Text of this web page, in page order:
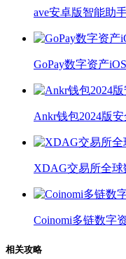
ave安卓版智能助
GoPay数字资产
Ankr钱包2024版
XDAG交易所全球
Coinomi多链数字
相关攻略